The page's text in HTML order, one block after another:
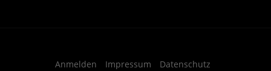
Anmelden Impressum
Datenschutz